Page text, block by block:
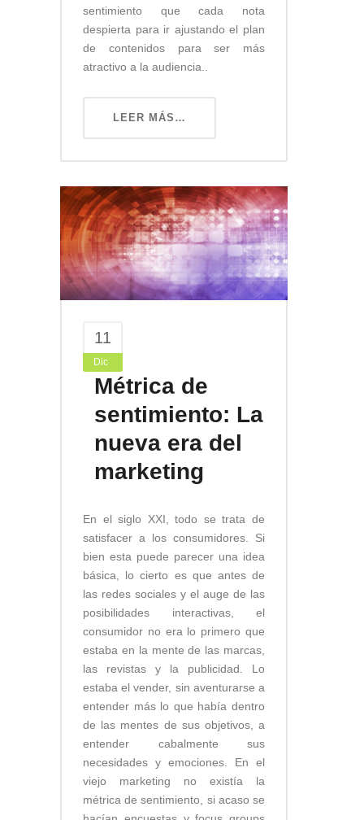
sentimiento que cada nota
despierta para ir ajustando el plan
de contenidos para ser más
atractivo a la audiencia..
LEER MÁS…
11
Dic
Métrica de
sentimiento: La
nueva era del
marketing
En el siglo XXI, todo se trata de
satisfacer a los consumidores. Si
bien esta puede parecer una idea
básica, lo cierto es que antes de
las redes sociales y el auge de las
posibilidades interactivas, el
consumidor no era lo primero que
estaba en la mente de las marcas,
las revistas y la publicidad. Lo
estaba el vender, sin aventurarse a
entender más lo que había dentro
de las mentes de sus objetivos, a
entender cabalmente sus
necesidades y emociones. En el
viejo marketing no existía la
métrica de sentimiento, si acaso se